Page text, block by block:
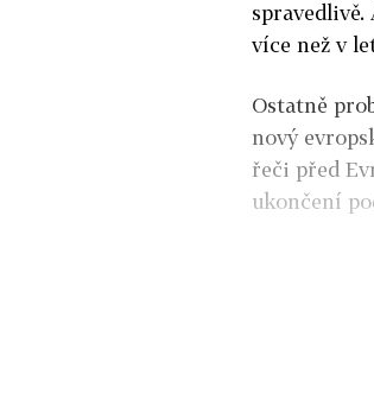
více než v
Ostatně
nový
řeči před
ukončení